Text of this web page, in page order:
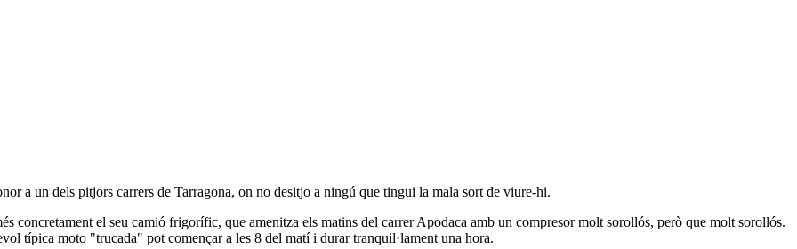
a un dels pitjors carrers de Tarragona, on no desitjo a ningú que tingui la mala sort de viure-hi.
concretament el seu camió frigorífic, que amenitza els matins del carrer Apodaca amb un compresor molt sorollós, però que molt sorollós.
típica moto "trucada" pot començar a les 8 del matí i durar tranquil·lament una hora.